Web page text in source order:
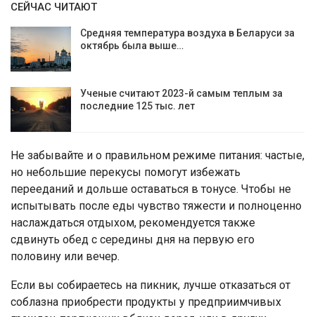
СЕЙЧАС ЧИТАЮТ
Средняя температура воздуха в Беларуси за
октябрь была выше…
Ученые считают 2023-й самым теплым за
последние 125 тыс. лет
Не забывайте и о правильном режиме питания: частые,
но небольшие перекусы помогут избежать
перееданий и дольше оставаться в тонусе. Чтобы не
испытывать после еды чувство тяжести и полноценно
наслаждаться отдыхом, рекомендуется также
сдвинуть обед с середины дня на первую его
половину или вечер.
Если вы собираетесь на пикник, лучше отказаться от
соблазна приобрести продукты у предприимчивых